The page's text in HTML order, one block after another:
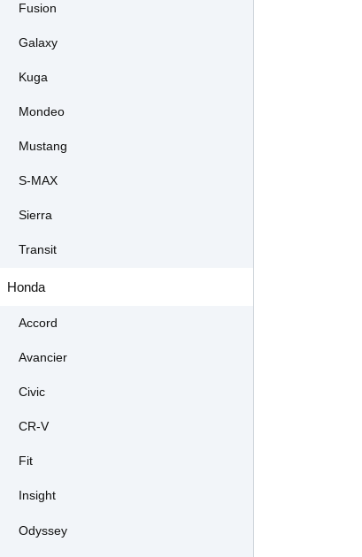
Fusion
Galaxy
Kuga
Mondeo
Mustang
S-MAX
Sierra
Transit
Honda
Accord
Avancier
Civic
CR-V
Fit
Insight
Odyssey